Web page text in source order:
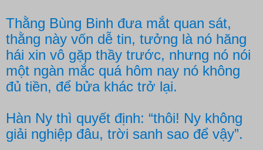
Thằng Bùng Binh đưa mắt quan sát,
thằng này vốn dễ tin, tưởng là nó hăng
hái xin vô gặp thầy trước, nhưng nó nói
một ngàn mắc quá hôm nay nó không
đủ tiền, để bửa khác trở lại.
Hàn Ny thì quyết định: “thôi! Ny không
giải nghiệp đâu, trời sanh sao để vậy”.